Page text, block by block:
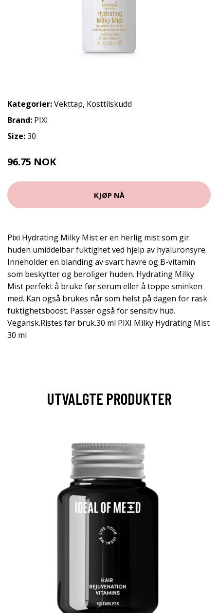
Kategorier:Vekttap, Kosttilskudd
Brand: PIXI
Size:30
96.75 NOK
KJØP NÅ
Pixi Hydrating Milky Mist er en herlig mist som gir
huden umiddelbar fuktighet ved hjelp av hyaluronsyre.
Inneholder en blanding av svart havre og B-vitamin
som beskytter og beroliger huden. Hydrating Milky
Mist perfekt å bruke før serum eller å toppe sminken
med. Kan også brukes når som helst på dagen for rask
fuktighetsboost. Passer også for sensitiv hud.
Vegansk.Ristes før bruk.30 ml PIXI Milky Hydrating Mist
30 ml
UTVALGTE PRODUKTER